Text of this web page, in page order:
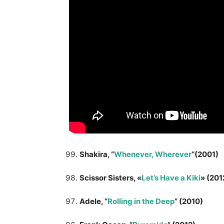
Shakira, “Whenever, Wherever“(2001)
Scissor Sisters, «Let’s Have a Kiki»
Adele, “Rolling in the Deep” (2010)